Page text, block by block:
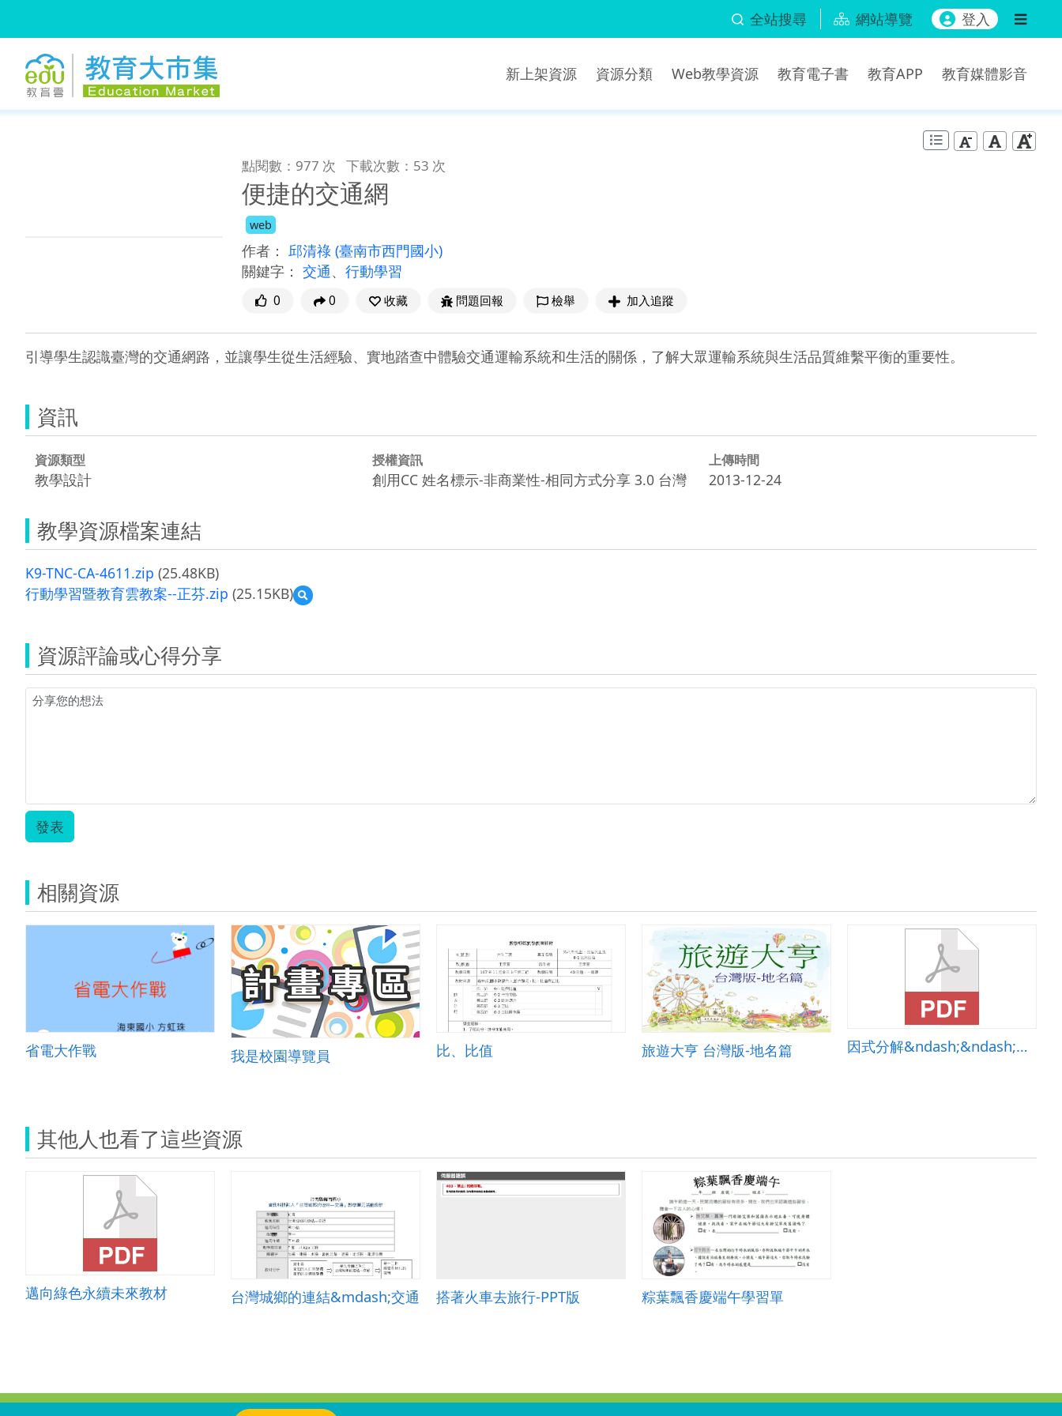
全站搜尋 網站導覽 登入
新上架資源 資源分類 Web教學資源 教育電子書 教育APP 教育媒體影音
點閱數：977 次 下載次數：53 次
便捷的交通網
web
作者： 邱清祿 (臺南市西門國小)
關鍵字： 交通、 行動學習
0 0 收藏 問題回報 檢舉 加入追蹤
引導學生認識臺灣的交通網路，並讓學生從生活經驗、實地踏查中體驗交通運輸系統和生活的關係，了解大眾運輸系統與生活品質維繫平衡的重要性。
資訊
資源類型
教學設計
授權資訊
創用CC 姓名標示-非商業性-相同方式分享 3.0 台灣
上傳時間
2013-12-24
教學資源檔案連結
K9-TNC-CA-4611.zip (25.48KB)
行動學習暨教育雲教案--正芬.zip (25.15KB)
預
覽
暨
芬.zip
資源評論或心得分享
發表
相關資源
省電大作戰 我是校園導覽員 比、比值 旅遊大亨 台灣版-地名篇 因式分解&ndash;&ndash;提出公因式
其他人也看了這些資源
邁向綠色永續未來教材 台灣城鄉的連結&mdash;交通 搭著火車去旅行-PPT版 粽葉飄香慶端午學習單